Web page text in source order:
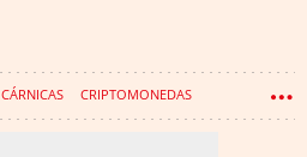
CÁRNICAS CRIPTOMONEDAS